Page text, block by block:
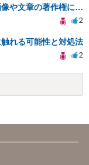
ホームページ制作における使用した画像や文章の著作権について
2
れる可能性と対処法
2